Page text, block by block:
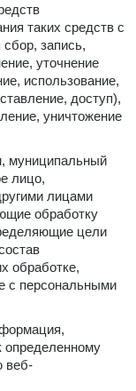
таких средств с
запись,
уточнение
использование,
доступ),
уничтожение
муниципальный
лицо,
лицами
обработку
цели
обработке,
с персональными
определенному
веб-